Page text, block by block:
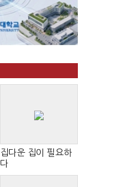
집다운 집이 필요하
다